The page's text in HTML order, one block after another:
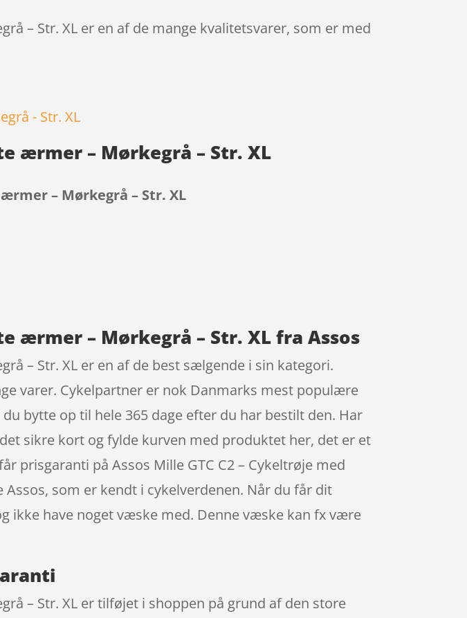
– Str. XL er en af de mange kvalitetsvarer, som er med
ærmer – Mørkegrå – Str. XL
– Mørkegrå – Str. XL
ærmer – Mørkegrå – Str. XL fra Assos
– Str. XL er en af de best sælgende i sin kategori.
varer. Cykelpartner er nok Danmarks mest populære
bytte op til hele 365 dage efter du har bestilt den. Har
sikre kort og fylde kurven med produktet her, det er et
prisgaranti på Assos Mille GTC C2 – Cykeltrøje med
som er kendt i cykelverdenen. Når du får dit
ikke have noget væske med. Denne væske kan fx være
– Str. XL er tilføjet i shoppen på grund af den store